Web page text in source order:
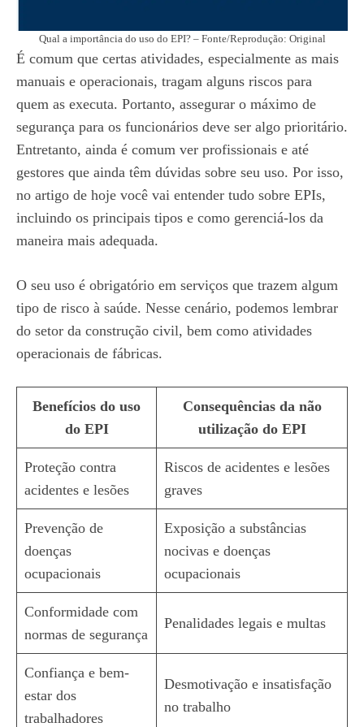
Qual a importância do uso do EPI? – Fonte/Reprodução: Original
É comum que certas atividades, especialmente as mais
manuais e operacionais, tragam alguns riscos para
quem as executa. Portanto, assegurar o máximo de
segurança para os funcionários deve ser algo prioritário.
Entretanto, ainda é comum ver profissionais e até
gestores que ainda têm dúvidas sobre seu uso. Por isso,
no artigo de hoje você vai entender tudo sobre EPIs,
incluindo os principais tipos e como gerenciá-los da
maneira mais adequada.
O seu uso é obrigatório em serviços que trazem algum
tipo de risco à saúde. Nesse cenário, podemos lembrar
do setor da construção civil, bem como atividades
operacionais de fábricas.
Benefícios do uso
do EPI
Consequências da não
utilização do EPI
Proteção contra
acidentes e lesões
Riscos de acidentes e lesões
graves
Prevenção de
doenças
ocupacionais
Exposição a substâncias
nocivas e doenças
ocupacionais
Conformidade com
normas de segurança
Penalidades legais e multas
Confiança e bem-
estar dos
trabalhadores
Desmotivação e insatisfação
no trabalho